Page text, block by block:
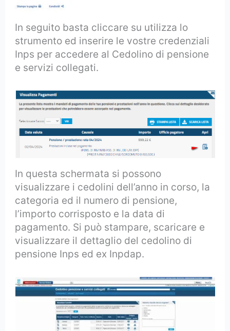
In seguito basta cliccare su utilizza lo
strumento ed inserire le vostre credenziali
Inps per accedere al Cedolino di pensione
e servizi collegati.
In questa schermata si possono
visualizzare i cedolini dell’anno in corso, la
categoria ed il numero di pensione,
l’importo corrisposto e la data di
pagamento. Si può stampare, scaricare e
visualizzare il dettaglio del cedolino di
pensione Inps ed ex Inpdap.